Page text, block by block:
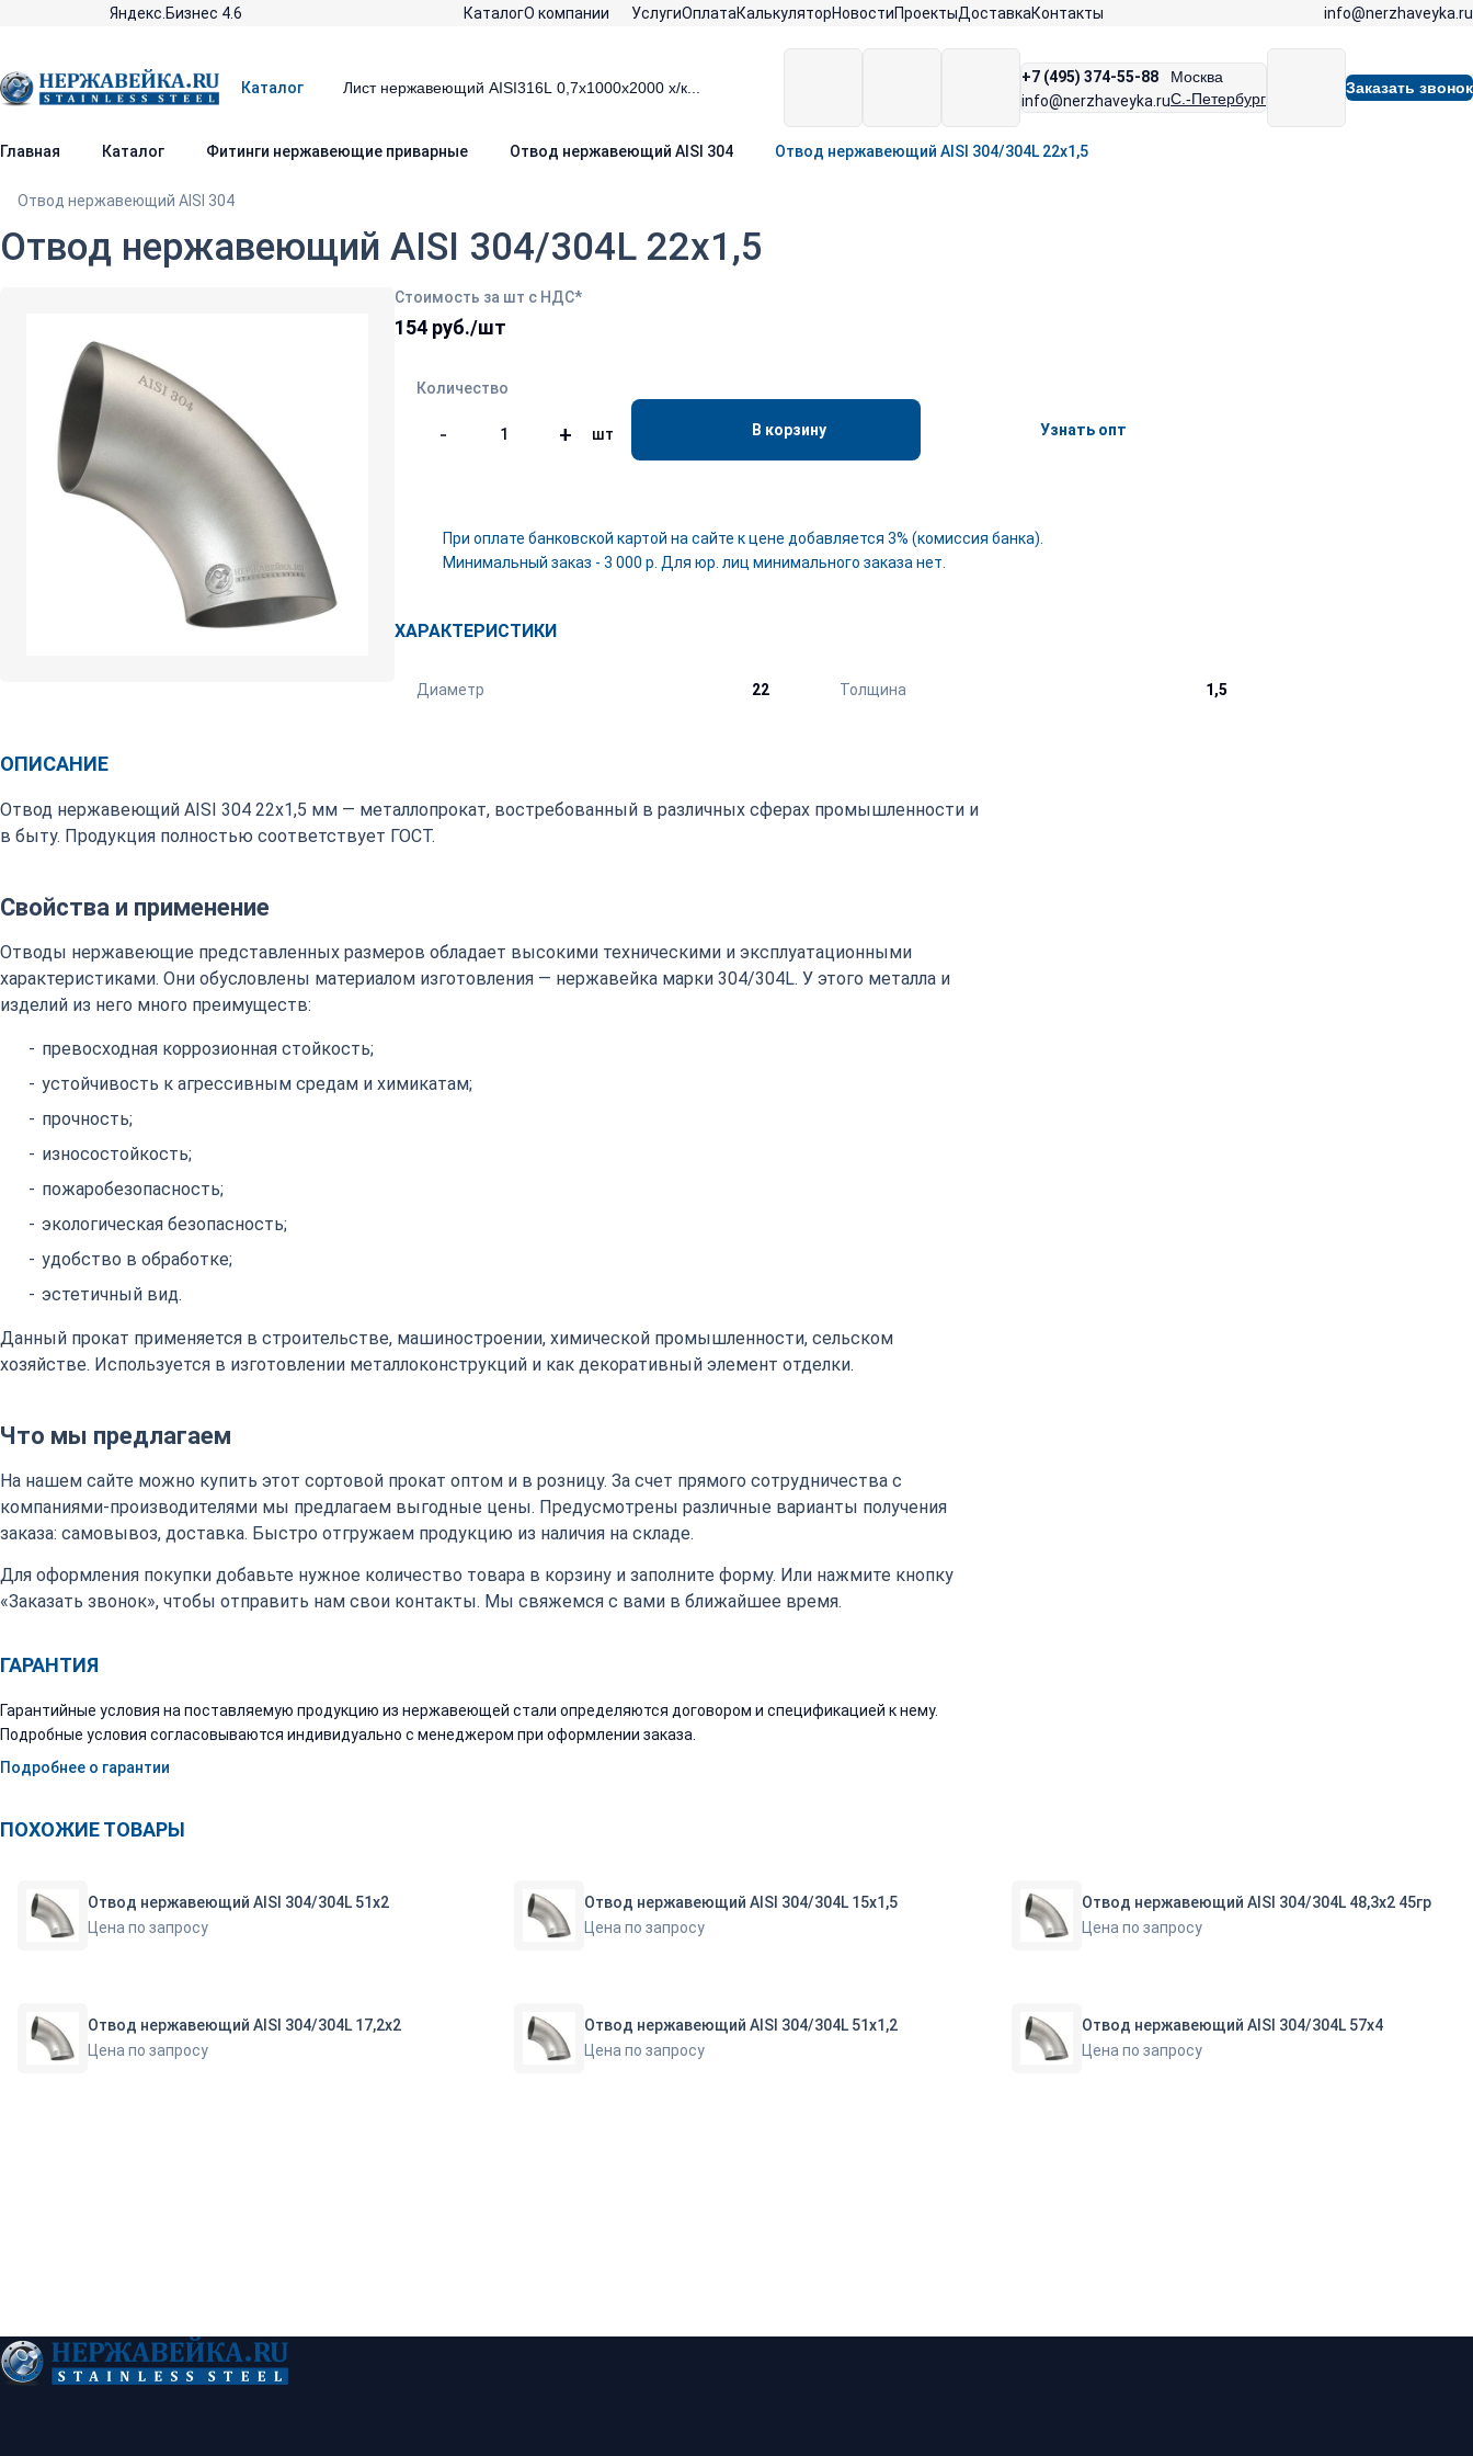
Яндекс.Бизнес 4.6 КаталогО компании УслугиОплатаКалькуляторНовостиПроектыДоставкаКонтакты info@nerzhaveyka.ru
Каталог
+7 (495) 374-55-88
info@nerzhaveyka.ru
Москва
С.-Петербург
Заказать звонок
Главная Каталог Фитинги нержавеющие приварные Отвод нержавеющий AISI 304 Отвод нержавеющий AISI 304/304L 22х1,5
Отвод нержавеющий AISI 304
Отвод нержавеющий AISI 304/304L 22х1,5
Стоимость за шт с НДС*
154 руб./шт
Количество
- + шт В корзину Узнать опт
При оплате банковской картой на сайте к цене добавляется 3% (комиссия банка).
Минимальный заказ - 3 000 р. Для юр. лиц минимального заказа нет.
ХАРАКТЕРИСТИКИ
Диаметр 22 Толщина 1,5
ОПИСАНИЕ
Отвод нержавеющий AISI 304 22х1,5 мм — металлопрокат, востребованный в различных сферах промышленности и
в быту. Продукция полностью соответствует ГОСТ.
Свойства и применение
Отводы нержавеющие представленных размеров обладает высокими техническими и эксплуатационными
характеристиками. Они обусловлены материалом изготовления — нержавейка марки 304/304L. У этого металла и
изделий из него много преимуществ:
превосходная коррозионная стойкость;
устойчивость к агрессивным средам и химикатам;
прочность;
износостойкость;
пожаробезопасность;
экологическая безопасность;
удобство в обработке;
эстетичный вид.
Данный прокат применяется в строительстве, машиностроении, химической промышленности, сельском
хозяйстве. Используется в изготовлении металлоконструкций и как декоративный элемент отделки.
Что мы предлагаем
На нашем сайте можно купить этот сортовой прокат оптом и в розницу. За счет прямого сотрудничества с
компаниями-производителями мы предлагаем выгодные цены. Предусмотрены различные варианты получения
заказа: самовывоз, доставка. Быстро отгружаем продукцию из наличия на складе.
Для оформления покупки добавьте нужное количество товара в корзину и заполните форму. Или нажмите кнопку
«Заказать звонок», чтобы отправить нам свои контакты. Мы свяжемся с вами в ближайшее время.
ГАРАНТИЯ
Гарантийные условия на поставляемую продукцию из нержавеющей стали определяются договором и спецификацией к нему.
Подробные условия согласовываются индивидуально с менеджером при оформлении заказа.
Подробнее о гарантии
ПОХОЖИЕ ТОВАРЫ
Отвод нержавеющий AISI 304/304L 51х2
Цена по запросу
Отвод нержавеющий AISI 304/304L 15х1,5
Цена по запросу
Отвод нержавеющий AISI 304/304L 48,3х2 45гр
Цена по запросу
Отвод нержавеющий AISI 304/304L 17,2х2
Цена по запросу
Отвод нержавеющий AISI 304/304L 51х1,2
Цена по запросу
Отвод нержавеющий AISI 304/304L 57х4
Цена по запросу